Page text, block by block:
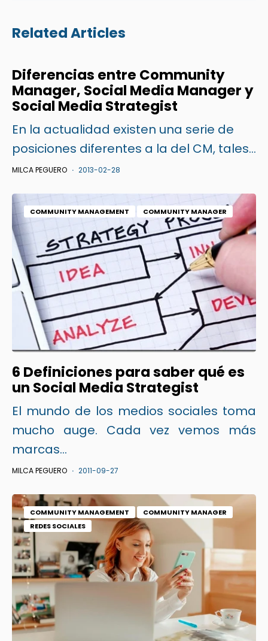
Related Articles
Diferencias entre Community
Manager, Social Media Manager y
Social Media Strategist
En la actualidad existen una serie de
posiciones diferentes a la del CM, tales...
MILCA PEGUERO 2013-02-28
COMMUNITY MANAGEMENT COMMUNITY MANAGER
6 Definiciones para saber qué es
un Social Media Strategist
El mundo de los medios sociales toma
mucho auge. Cada vez vemos más
marcas...
MILCA PEGUERO 2011-09-27
COMMUNITY MANAGEMENT
COMMUNITY MANAGER
REDES SOCIALES